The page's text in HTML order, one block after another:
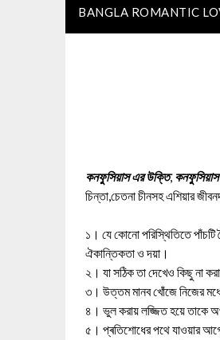
BANGLA ROMANTIC
কনফুসিয়াস এর উক্তি,কনফুসিয়াস
চিন্তা,চেতনা চীনসহ এশিয়ার
১। যে কোনো পরিস্থিতিতে পাঁচটি
ঐকান্তিকতা ও দয়া।
২। যা সঠিক তা দেখেও কিছু না
৩। উত্তম মানব খোঁজে নিজের
৪। ভুল করায় লজ্জিত হয়ে তাকে
৫। প্ৰতিশোধের পথে যাওয়ার